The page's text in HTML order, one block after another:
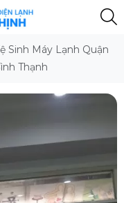
Sinh Máy Lạnh Quận
Thạnh